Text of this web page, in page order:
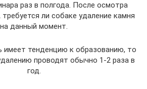
раз в полгода. После осмотра
ли собаке удаление камня
на данный момент.
имеет тенденцию к образованию, то
проводят обычно 1-2 раза в
год.